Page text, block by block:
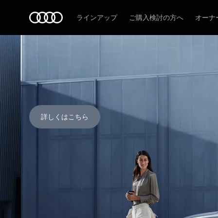
ラインアップ ご購入検討の方へ オーナ
詳しくはこちら